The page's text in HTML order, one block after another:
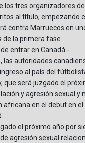
los tres organizadores
al título, empezando
contra Marruecos en
de la primera fase.
entrar en Canadá -
las autoridades
al país del
que será juzgado el
y agresión sexual y
africana en el debut en
el próximo año por
agresión sexual